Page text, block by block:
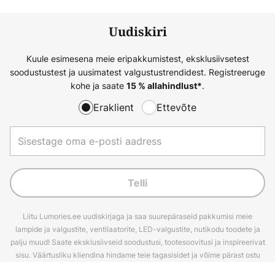
Uudiskiri
Kuule esimesena meie eripakkumistest, eksklusiivsetest
soodustustest ja uusimatest valgustustrendidest. Registreeruge
kohe ja saate 15 % allahindlust*.
Eraklient Ettevõte
Telli
Liitu Lumories.ee uudiskirjaga ja saa suurepäraseid pakkumisi meie
lampide ja valgustite, ventilaatorite, LED-valgustite, nutikodu toodete ja
palju muud! Saate eksklusiivseid soodustusi, tootesoovitusi ja inspireerivat
sisu. Väärtusliku kliendina hindame teie tagasisidet ja võime pärast ostu